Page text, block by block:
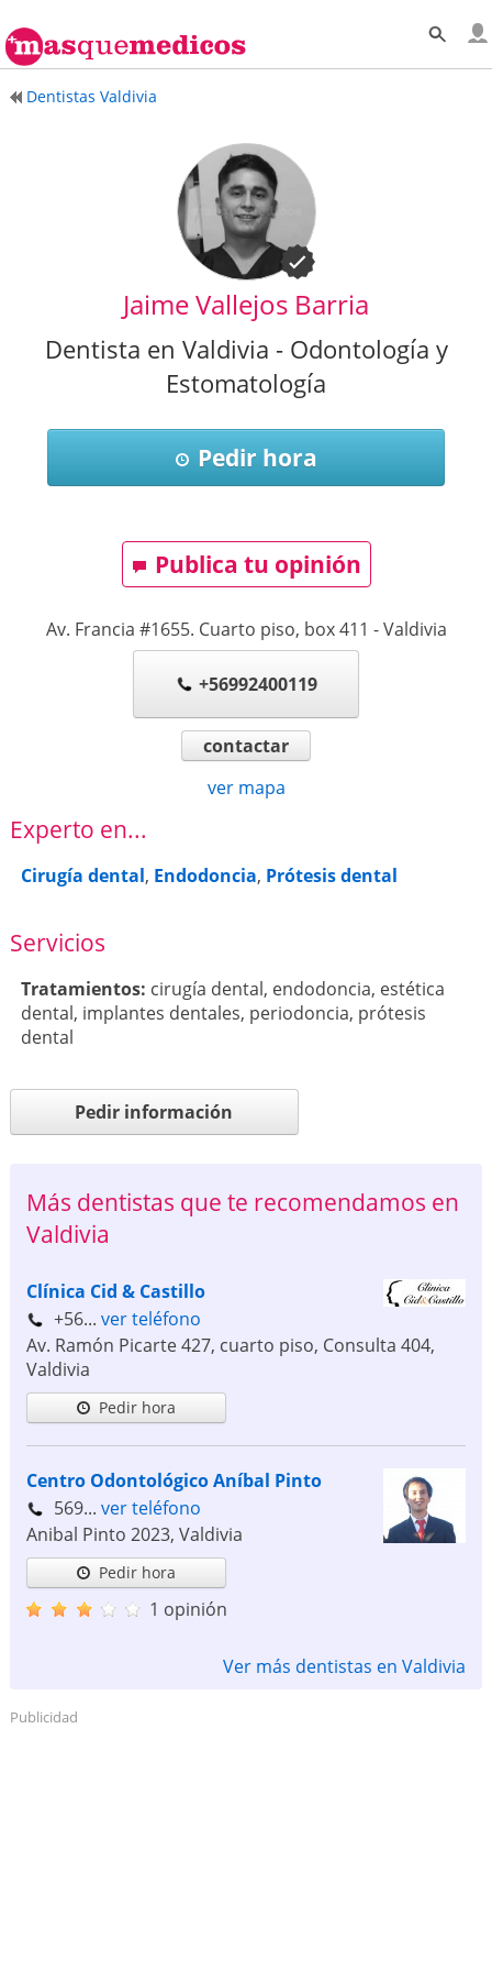
Dentistas Valdivia
Jaime Vallejos Barria
Dentista en Valdivia - Odontología y
Estomatología
Pedir hora
Publica tu opinión
Av. Francia #1655. Cuarto piso, box 411 -Valdivia
+56992400119
contactar
ver mapa
Experto en...
Cirugía dental, Endodoncia, Prótesis dental
Servicios
Tratamientos: cirugía dental, endodoncia, estética
dental, implantes dentales, periodoncia, prótesis
dental
Pedir información
Más dentistas que te recomendamos en
Valdivia
Clínica Cid & Castillo
+56... ver teléfono
Av. Ramón Picarte 427, cuarto piso, Consulta 404,
Valdivia
Pedir hora
Centro Odontológico Aníbal Pinto
569... ver teléfono
Anibal Pinto 2023, Valdivia
Pedir hora
1 opinión
Ver más dentistas en Valdivia
Publicidad